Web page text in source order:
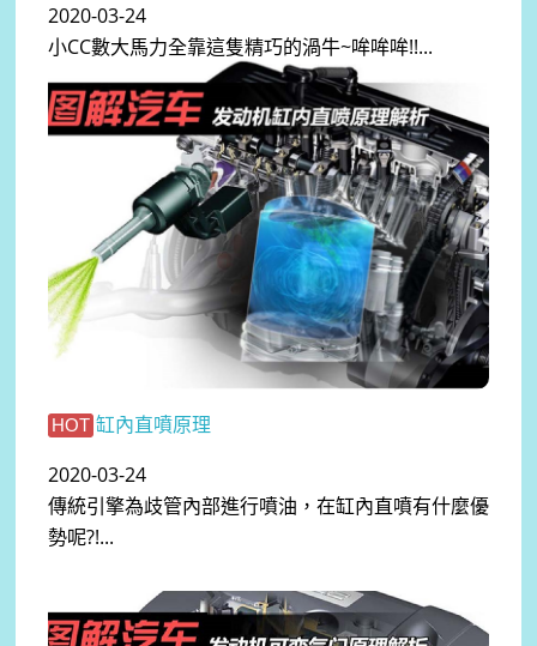
2020-03-24
小CC數大馬力全靠這隻精巧的渦牛~哞哞哞!!...
HOT 缸內直噴原理
2020-03-24
傳統引擎為歧管內部進行噴油，在缸內直噴有什麼優
勢呢?!...